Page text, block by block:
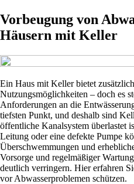
Vorbeugung von
Häusern mit Keller
Ein Haus mit Keller bietet
Nutzungsmöglichkeiten – doch es
Anforderungen an die
tiefsten Punkt, und deshalb sind
öffentliche Kanalsystem überlastet
Leitung oder eine defekte Pumpe
Überschwemmungen und
Vorsorge und regelmäßiger
deutlich verringern. Hier erfahren
vor Abwasserproblemen schützen.